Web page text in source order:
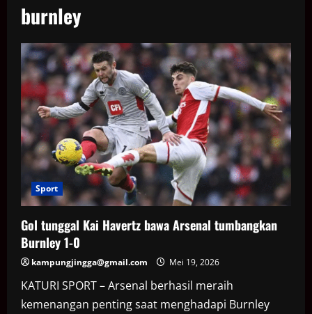
burnley
Sport
Gol tunggal Kai Havertz bawa Arsenal tumbangkan
Burnley 1-0
kampungjingga@gmail.com Mei 19, 2026
KATURI SPORT – Arsenal berhasil meraih
kemenangan penting saat menghadapi Burnley